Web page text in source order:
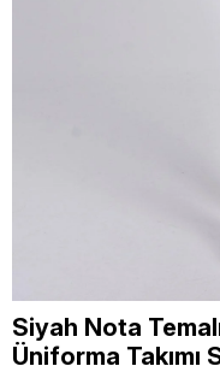
Siyah Nota
Üniforma Takımı